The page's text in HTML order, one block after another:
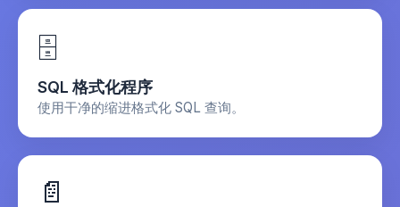
🗄️
SQL 格式化程序
使用干净的缩进格式化 SQL 查询。
📄